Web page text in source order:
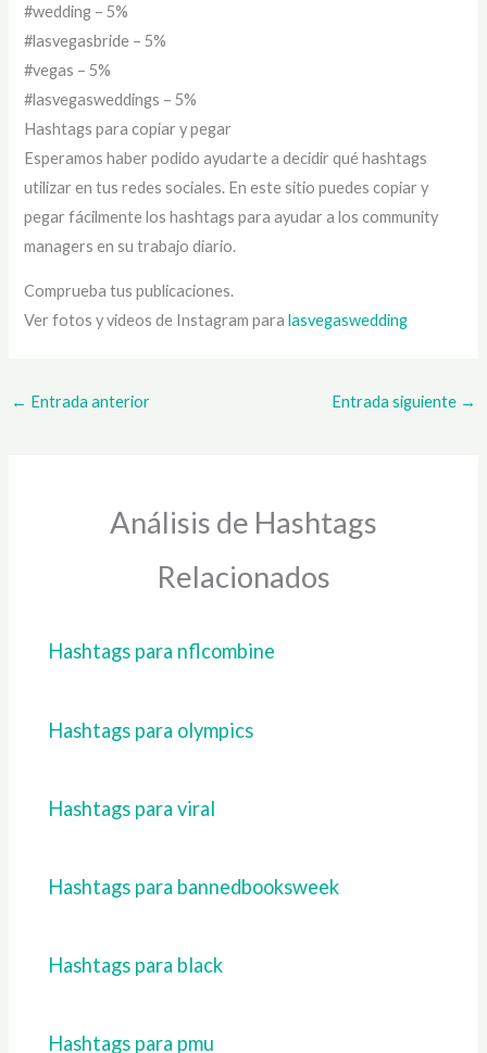
#wedding – 5%
#lasvegasbride – 5%
#vegas – 5%
#lasvegasweddings – 5%
Hashtags para copiar y pegar
Esperamos haber podido ayudarte a decidir qué hashtags
utilizar en tus redes sociales. En este sitio puedes copiar y
pegar fácilmente los hashtags para ayudar a los community
managers en su trabajo diario.
Comprueba tus publicaciones.
Ver fotos y videos de Instagram paralasvegaswedding
← Entrada anterior Entrada siguiente →
Análisis de Hashtags
Relacionados
Hashtags para nflcombine
Hashtags para olympics
Hashtags para viral
Hashtags para bannedbooksweek
Hashtags para black
Hashtags para pmu